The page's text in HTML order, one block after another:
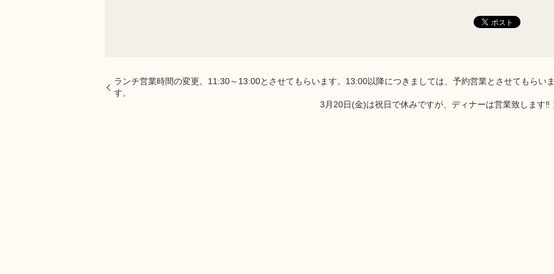
ランチ営業時間の変更。11:30～13:00とさせてもらいます。13:00以降につきましては、予約営業とさせてもらいま
す。
3月20日(金)は祝日で休みですが、ディナーは営業致します‼️